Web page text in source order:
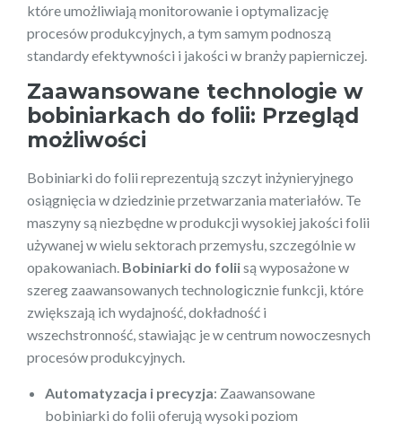
które umożliwiają monitorowanie i optymalizację
procesów produkcyjnych, a tym samym podnoszą
standardy efektywności i jakości w branży papierniczej.
Zaawansowane technologie w
bobiniarkach do folii: Przegląd
możliwości
Bobiniarki do folii reprezentują szczyt inżynieryjnego
osiągnięcia w dziedzinie przetwarzania materiałów. Te
maszyny są niezbędne w produkcji wysokiej jakości folii
używanej w wielu sektorach przemysłu, szczególnie w
opakowaniach. Bobiniarki do foliisą wyposażone w
szereg zaawansowanych technologicznie funkcji, które
zwiększają ich wydajność, dokładność i
wszechstronność, stawiając je w centrum nowoczesnych
procesów produkcyjnych.
Automatyzacja i precyzja: Zaawansowane
bobiniarki do folii oferują wysoki poziom